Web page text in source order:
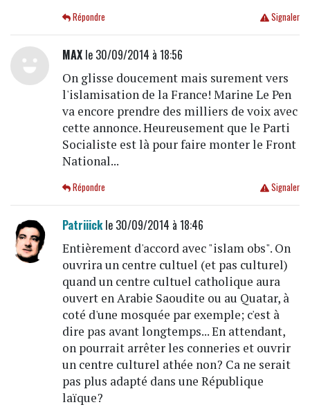
Signaler
Répondre
MAXle 30/09/2014 à 18:56
On glisse doucement mais surement vers
l'islamisation de la France! Marine Le Pen
va encore prendre des milliers de voix avec
cette annonce. Heureusement que le Parti
Socialiste est là pour faire monter le Front
National...
Signaler
Répondre
Patriiickle 30/09/2014 à 18:46
Entièrement d'accord avec "islam obs". On
ouvrira un centre cultuel (et pas culturel)
quand un centre cultuel catholique aura
ouvert en Arabie Saoudite ou au Quatar, à
coté d'une mosquée par exemple; c'est à
dire pas avant longtemps... En attendant,
on pourrait arrêter les conneries et ouvrir
un centre culturel athée non? Ca ne serait
pas plus adapté dans une République
laïque?